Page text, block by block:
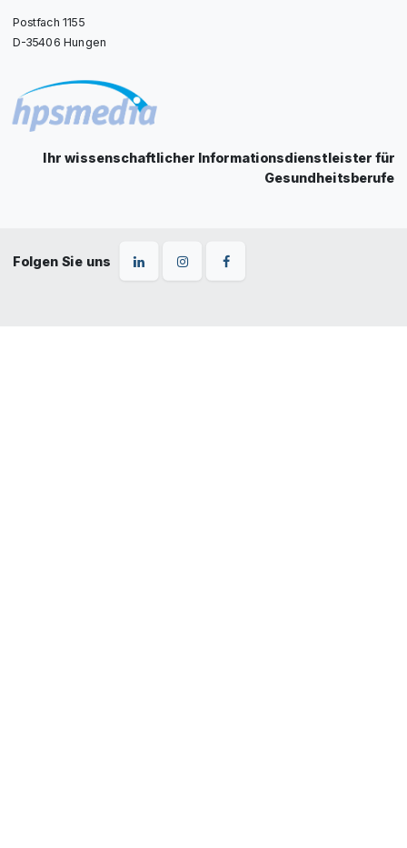
Postfach 1155
D-35406 Hungen
Ihr wissenschaftlicher Informationsdienstleister für
Gesundheitsberufe
Folgen Sie uns